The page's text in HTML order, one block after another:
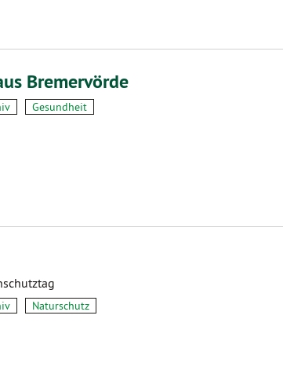
Bremervörde
Gesundheit
Naturschutz